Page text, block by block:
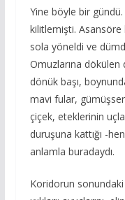
Yine böyle bir gündü.
kilitlemişti. Asansöre
sola yöneldi ve
Omuzlarına dökülen
dönük başı,
mavi fular,
çiçek, eteklerinin
duruşuna kattığı -
anlamla buradaydı.
Koridorun